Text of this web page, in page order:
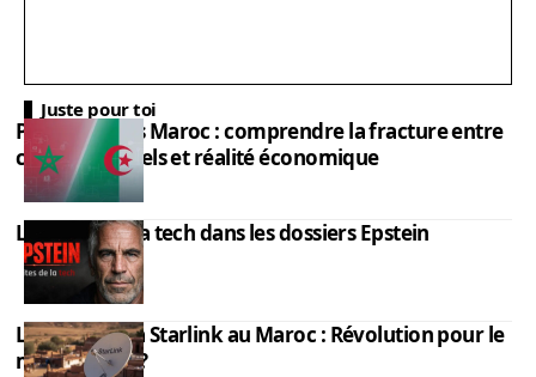
Juste pour toi
PIB Algérie vs Maroc : comprendre la fracture entre
chiffres officiels et réalité économique
Les élites de la tech dans les dossiers Epstein
L’impact de la Starlink au Maroc : Révolution pour le
monde rural ?